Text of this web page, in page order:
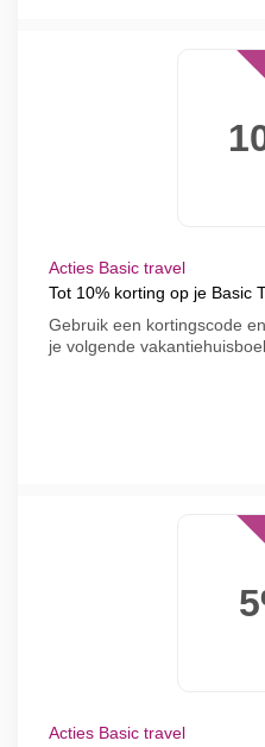
Acties Basic travel
Tot 10% korting op je Basic
Gebruik een kortingscode
je volgende
Acties Basic travel